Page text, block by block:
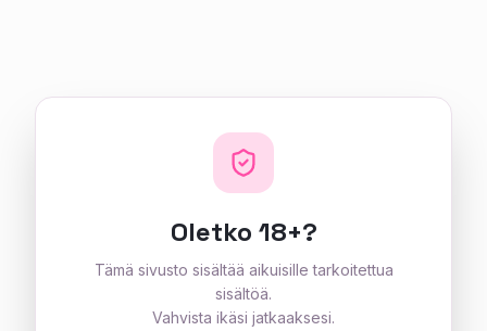
Oletko 18+?
Tämä sivusto sisältää aikuisille tarkoitettua
sisältöä.
Vahvista ikäsi jatkaaksesi.